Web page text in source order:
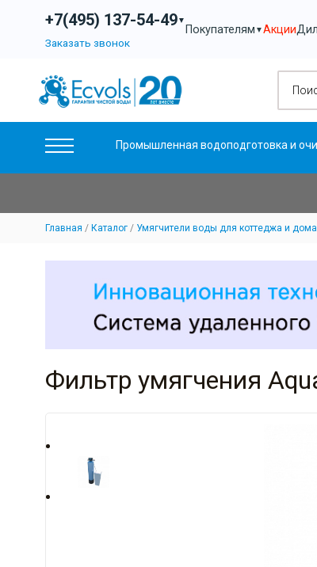
+7(495) 137-54-49▼
Заказать звонок
Покупателям ▼Акции
Промышленная водоподготовка и
Главная Каталог Умягчители воды для коттеджа и дома
Фильтр умягчения